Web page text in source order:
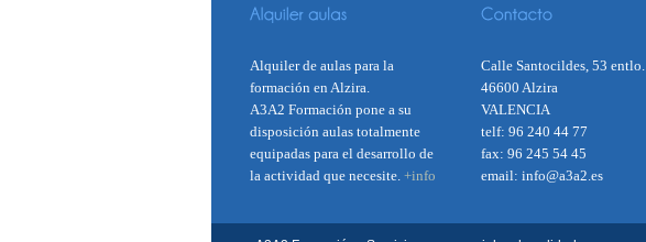
Alquiler de aulas para la
formación en Alzira.
A3A2 Formación pone a su
disposición aulas totalmente
equipadas para el desarrollo de
la actividad que necesite. +info
Calle Santocildes, 53 entlo.
46600 Alzira
VALENCIA
telf: 96 240 44 77
fax: 96 245 54 45
email: info@a3a2.es